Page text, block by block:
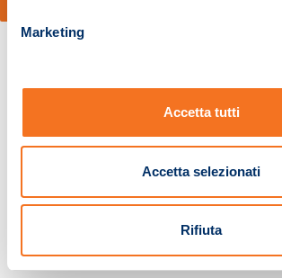
Marketing
Accetta tutti
Accetta selezionati
Rifiuta